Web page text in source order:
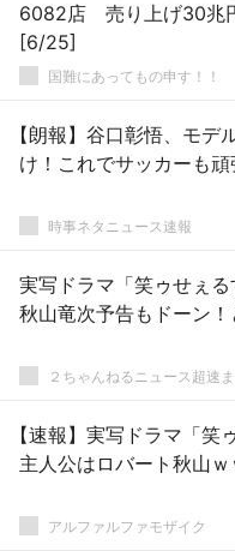
6082店 売り上げ30兆
[6/25]
国難にあってもの申す！！
【朗報】谷口彰悟、モデ
け！これでサッカーも
時事ネタニュース速報
実写ドラマ「笑ゥせぇ
秋山竜次予告もドーン！
２ちゃんねるニュース超速
【速報】実写ドラマ「笑
主人公はロバート秋山ｗ
アルファルファモザイク